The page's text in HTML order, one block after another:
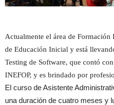
Actualmente el área de
de Educación Inicial y está
Testing de Software, que contó
INEFOP, y es brindado por
El curso de Asistente
una duración de cuatro meses y